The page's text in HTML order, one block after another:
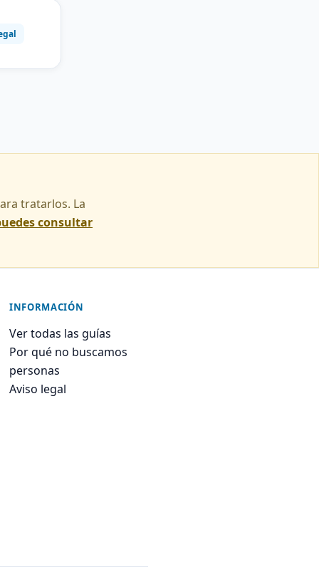
tratarlos. La
consultar
INFORMACIÓN
Ver todas las guías
Por qué no buscamos
personas
Aviso legal